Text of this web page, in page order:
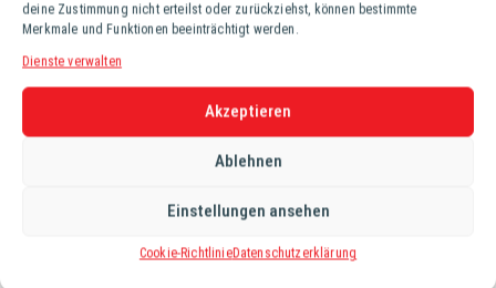
deine Zustimmung nicht erteilst oder zurückziehst, können bestimmte
Merkmale und Funktionen beeinträchtigt werden.
Dienste verwalten
Akzeptieren
Ablehnen
Einstellungen ansehen
Cookie-RichtlinieDatenschutzerklärung
ZWETTLER RADLER CITRUS NATURTRÜB